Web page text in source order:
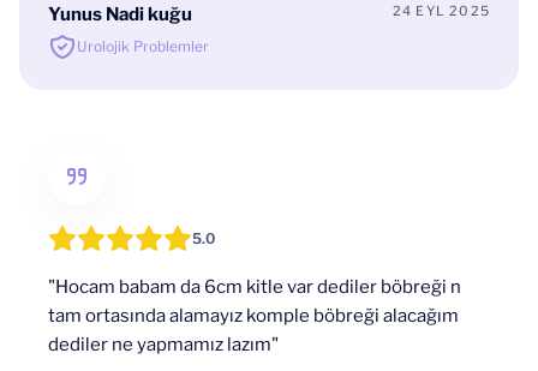
Yunus Nadi kuğu
Urolojik Problemler
24 EYL 2025
5.0
"Hocam babam da 6cm kitle var dediler böbreği n
tam ortasında alamayız komple böbreği alacağım
dediler ne yapmamız lazım"